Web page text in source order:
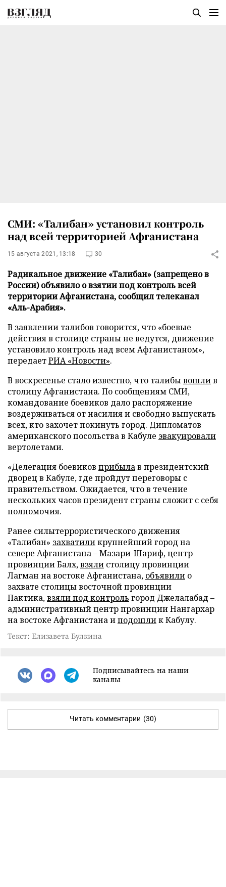
СМИ: «Талибан» установил контроль
над всей территорией Афганистана
15 августа 2021, 13:18 30
Радикальное движение «Талибан» (запрещено в
России) объявило о взятии под контроль всей
территории Афганистана, сообщил телеканал
«Аль-Арабия».
В заявлении талибов говорится, что «боевые
действия в столице страны не ведутся, движение
установило контроль над всем Афганистаном»,
передаетРИА «Новости».
В воскресенье стало известно, что талибывошлив
столицу Афганистана. По сообщениям СМИ,
командование боевиков дало распоряжение
воздерживаться от насилия и свободно выпускать
всех, кто захочет покинуть город. Дипломатов
американского посольства в Кабуле эвакуировали
вертолетами.
«Делегация боевиков прибылав президентский
дворец в Кабуле, где пройдут переговоры с
правительством. Ожидается, что в течение
нескольких часов президент страны сложит с себя
полномочия.
Ранее силытеррористического движения
«Талибан» захватиликрупнейший город на
севере Афганистана – Мазари-Шариф, центр
провинции Балх,взяли столицу провинции
Лагман на востоке Афганистана, объявили о
захвате столицы восточной провинции
Пактика,взяли под контроль город Джелалабад –
административный центр провинции Нангархар
на востоке Афганистана иподошлик Кабулу.
Текст: Елизавета Булкина
Подписывайтесь на наши
каналы
Читать комментарии (30)